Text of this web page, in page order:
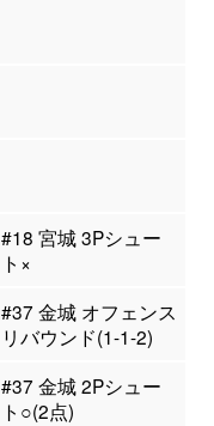
#18 宮城 3Pシュー
ト×
#37 金城 オフェンス
リバウンド(1-1-2)
#37 金城 2Pシュー
ト○(2点)